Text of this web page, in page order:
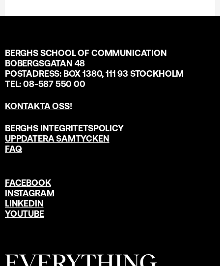
BERGHS SCHOOL OF COMMUNICATION
BOBERGSGATAN 48
POSTADRESS: BOX 1380, 111 93 STOCKHOLM
TEL: 08-587 550 00
KONTAKTA OSS!
BERGHS INTEGRITETSPOLICY
UPPDATERA SAMTYCKEN
FAQ
FACEBOOK
INSTAGRAM
LINKEDIN
YOUTUBE